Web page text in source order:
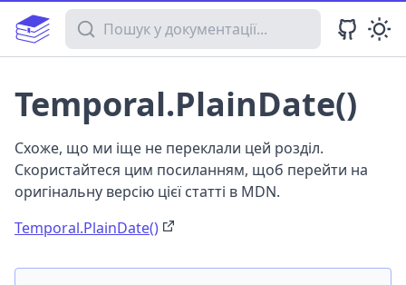
Пошук у документації
Temporal.PlainDate()
Схоже, що ми іще не переклали цей розділ.
Скористайтеся цим посиланням, щоб перейти на
оригінальну версію цієї статті в MDN.
Temporal.PlainDate()